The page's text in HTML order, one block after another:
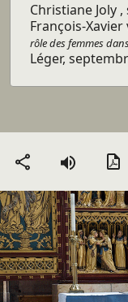
Christiane Joly
François-
rôle des femmes
Léger,
Partager